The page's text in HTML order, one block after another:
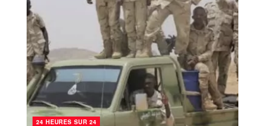
24 HEURES SUR 24